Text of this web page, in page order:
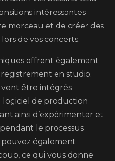
intéressantes
morceau et de créer des
de vos concerts.
offrent également
en studio.
être intégrés
de production
ainsi d’expérimenter et
le processus
pouvez également
ce qui vous donne